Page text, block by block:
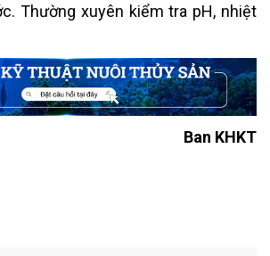
Thường xuyên kiểm tra pH, nhiệt
Ban KHKT